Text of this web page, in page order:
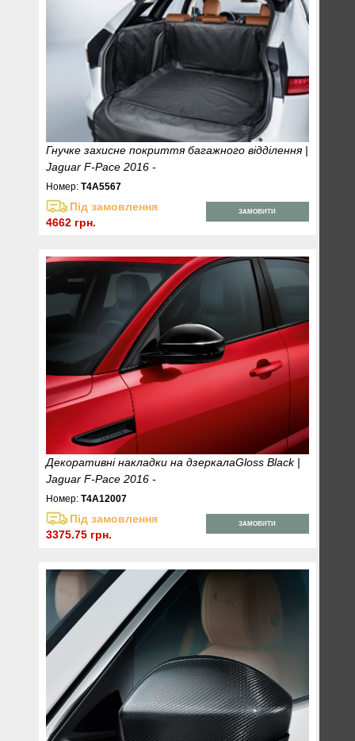
Гнучке захисне покриття багажного відділення |
Jaguar F-Pace 2016 -
Номер:T4A5567
Під замовлення
4662 грн.
ЗАМОВИТИ
Декоративні накладки на дзеркалаGloss Black |
Jaguar F-Pace 2016 -
Номер:T4A12007
Під замовлення
3375.75 грн.
ЗАМОВИТИ